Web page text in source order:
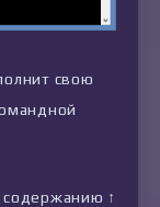
свою
содержанию ↑